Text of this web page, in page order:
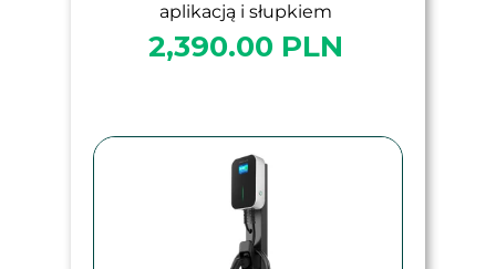
aplikacją i słupkiem
2,390.00 PLN